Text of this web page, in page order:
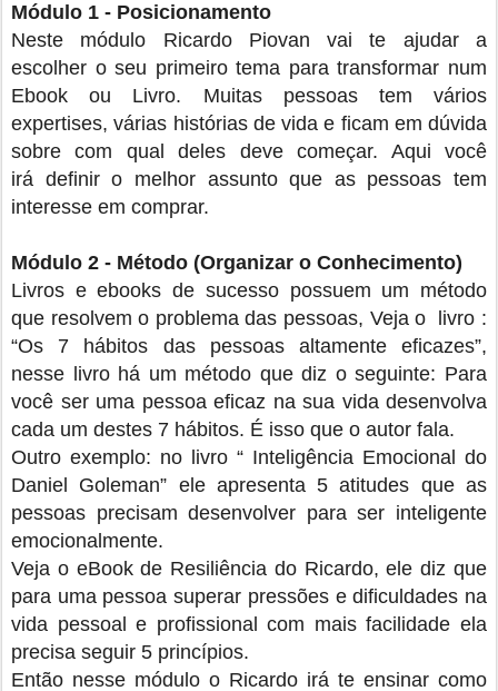
Módulo 1 - Posicionamento
Neste módulo Ricardo Piovan vai te ajudar a
escolher o seu primeiro tema para transformar num
Ebook ou Livro. Muitas pessoas tem vários
expertises, várias histórias de vida e ficam em dúvida
sobre com qual deles deve começar. Aqui você
irá definir o melhor assunto que as pessoas tem
interesse em comprar.
Módulo 2 - Método (Organizar o Conhecimento)
Livros e ebooks de sucesso possuem um método
que resolvem o problema das pessoas, Veja o livro :
“Os 7 hábitos das pessoas altamente eficazes”,
nesse livro há um método que diz o seguinte: Para
você ser uma pessoa eficaz na sua vida desenvolva
cada um destes 7 hábitos. É isso que o autor fala.
Outro exemplo: no livro “ Inteligência Emocional do
Daniel Goleman” ele apresenta 5 atitudes que as
pessoas precisam desenvolver para ser inteligente
emocionalmente.
Veja o eBook de Resiliência do Ricardo, ele diz que
para uma pessoa superar pressões e dificuldades na
vida pessoal e profissional com mais facilidade ela
precisa seguir 5 princípios.
Então nesse módulo o Ricardo irá te ensinar como